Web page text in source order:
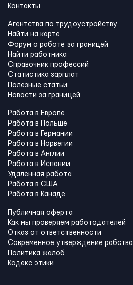
Контакты
Агентства по трудоустройству
Найти на карте
Форум о работе за границей
Найти работника
Справочник профессий
Статистика зарплат
Полезные статьи
Новости за границей
Работа в Европе
Работа в Польше
Работа в Германии
Работа в Норвегии
Работа в Англии
Работа в Испании
Удаленная работа
Работа в США
Работа в Канадe
Публичная оферта
Как мы проверяем работодателей
Отказ от ответственности
Современное утверждение рабства
Политика жалоб
Кодекс этики